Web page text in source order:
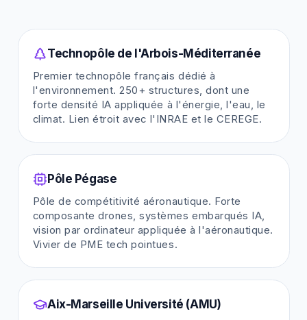
Technopôle de l'Arbois-Méditerranée
Premier technopôle français dédié à
l'environnement. 250+ structures, dont une
forte densité IA appliquée à l'énergie, l'eau, le
climat. Lien étroit avec l'INRAE et le CEREGE.
Pôle Pégase
Pôle de compétitivité aéronautique. Forte
composante drones, systèmes embarqués IA,
vision par ordinateur appliquée à l'aéronautique.
Vivier de PME tech pointues.
Aix-Marseille Université (AMU)